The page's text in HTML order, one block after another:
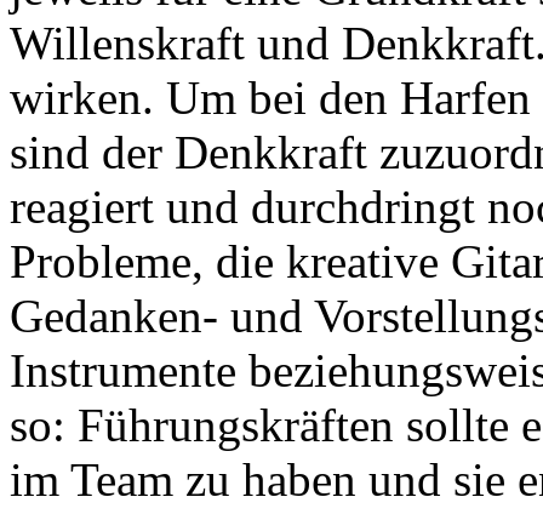
Willenskraft und
wirken. Um bei den
sind der Denkkraft
reagiert und durchdringt
Probleme, die kreative
Gedanken- und
Instrumente
so: Führungskräften sollte
im Team zu haben und sie